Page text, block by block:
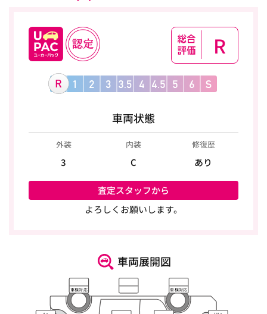
R
車両状態
外装
3
内装
C
修復歴
あり
査定スタッフから
よろしくお願いします。
車両展開図
車検対応 車検対応